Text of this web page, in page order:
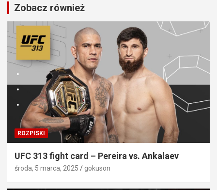
Zobacz również
ROZPISKI
UFC 313 fight card – Pereira vs. Ankalaev
środa, 5 marca, 2025 gokuson